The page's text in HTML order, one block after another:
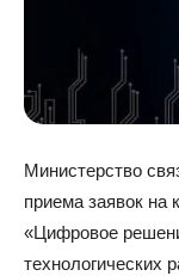
Министерство
приема заявок на
«Цифровое
технологических